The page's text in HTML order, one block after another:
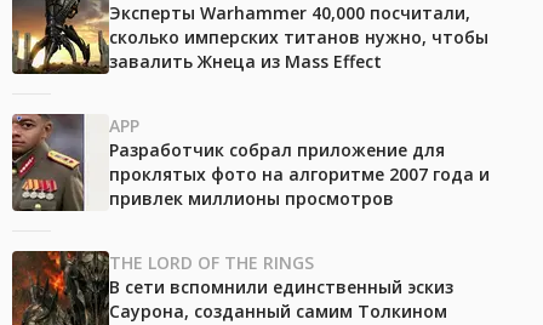
Эксперты Warhammer 40,000 посчитали,
сколько имперских титанов нужно, чтобы
завалить Жнеца из Mass Effect
APP
Разработчик собрал приложение для
проклятых фото на алгоритме 2007 года и
привлек миллионы просмотров
THE LORD OF THE RINGS
В сети вспомнили единственный эскиз
Саурона, созданный самим Толкином